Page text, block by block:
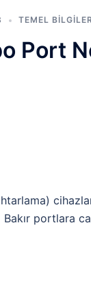
TEMEL
Port
Bakır portlara